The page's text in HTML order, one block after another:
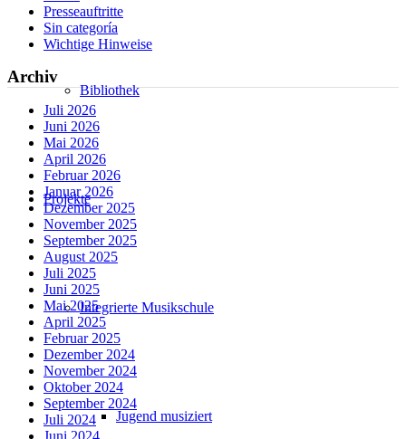
Bibliothek
Projekte
Integrierte Musikschule
Jugend musiziert
Presseauftritte
Sin categoría
Wichtige Hinweise
Archiv
Juli 2026
Juni 2026
Mai 2026
April 2026
Februar 2026
Januar 2026
Dezember 2025
November 2025
September 2025
August 2025
Juli 2025
Juni 2025
Mai 2025
April 2025
Februar 2025
Dezember 2024
November 2024
Oktober 2024
September 2024
Juli 2024